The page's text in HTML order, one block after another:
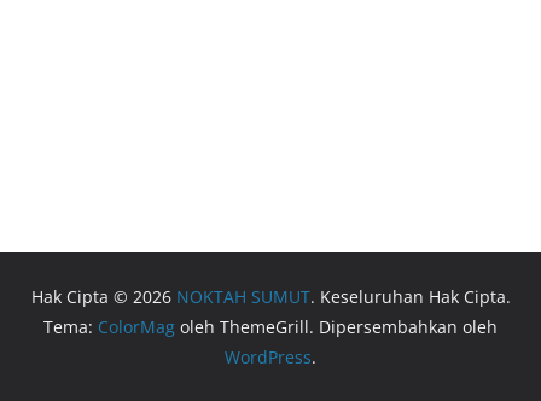
Hak Cipta © 2026 NOKTAH SUMUT. Keseluruhan Hak Cipta.
Tema: ColorMag oleh ThemeGrill. Dipersembahkan oleh
WordPress.